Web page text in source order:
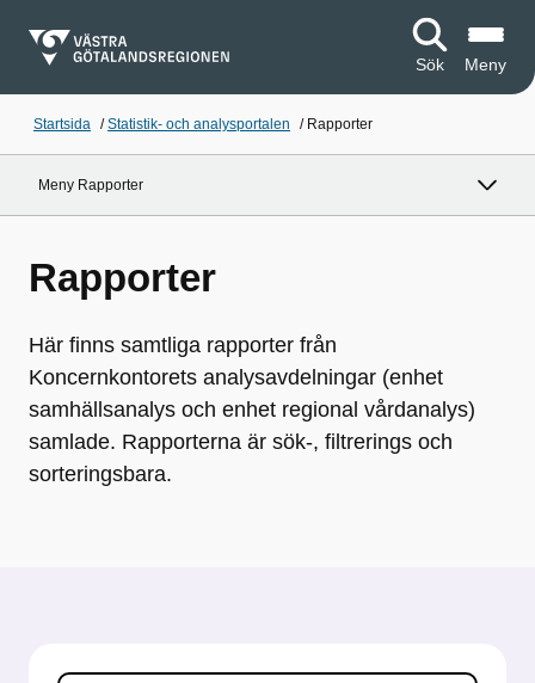
Sök Meny
Startsida /Statistik- och analysportalen / Rapporter
Meny Rapporter
Rapporter
Här finns samtliga rapporter från
Koncernkontorets analysavdelningar (enhet
samhällsanalys och enhet regional vårdanalys)
samlade. Rapporterna är sök-, filtrerings och
sorteringsbara.